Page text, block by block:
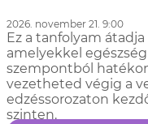
2026. november 21. 9:00
Ez a tanfolyam
amelyekkel
szempontból
vezetheted végig a
edzéssorozaton
szinten.